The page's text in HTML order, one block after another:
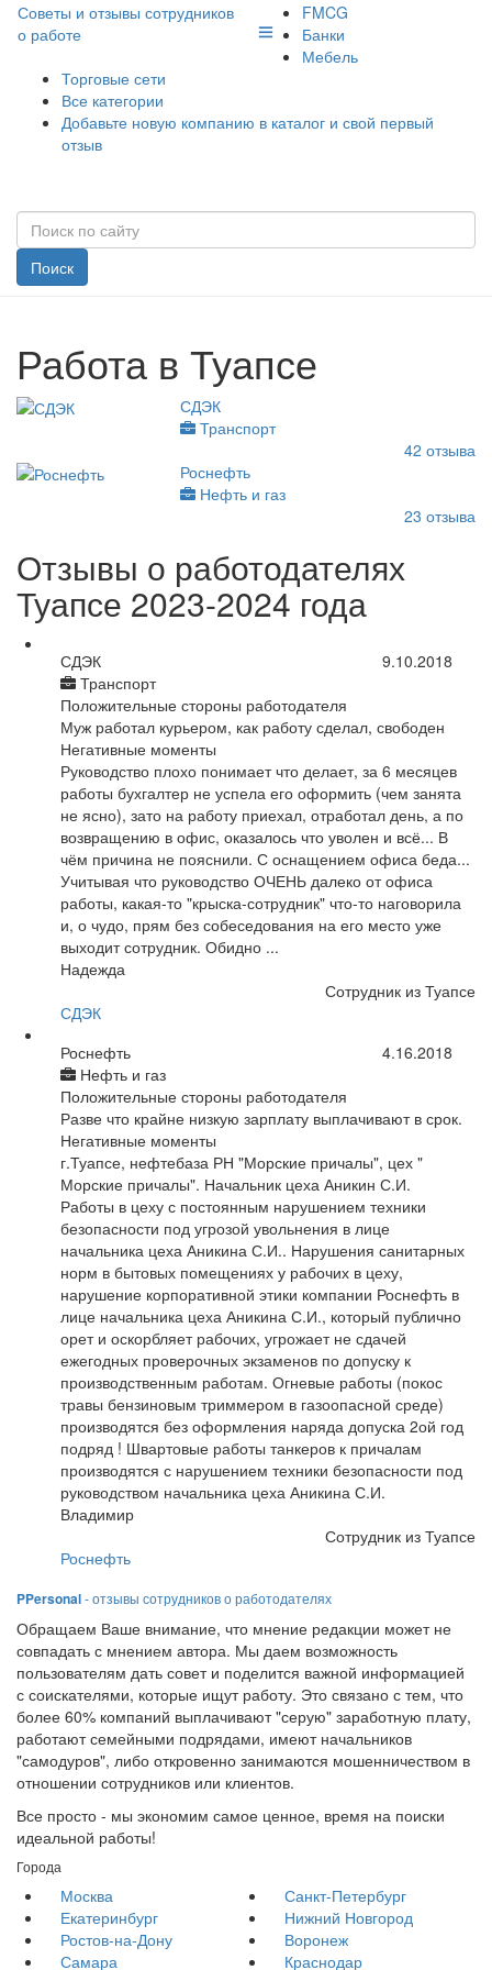
Советы и отзывы сотрудников
о работе
FMCG
Банки
Мебель
Торговые сети
Все категории
Добавьте новую компанию в каталог и свой первый
отзыв
Поиск
Работа в Туапсе
СДЭК
Транспорт
42 отзыва
Роснефть
Нефть и газ
23 отзыва
Отзывы о работодателях
Туапсе 2023-2024 года
СДЭК
Транспорт
9.10.2018
Положительные стороны работодателя
Муж работал курьером, как работу сделал, свободен
Негативные моменты
Руководство плохо понимает что делает, за 6 месяцев
работы бухгалтер не успела его оформить (чем занята
не ясно), зато на работу приехал, отработал день, а по
возвращению в офис, оказалось что уволен и всё... В
чём причина не пояснили. С оснащением офиса беда...
Учитывая что руководство ОЧЕНЬ далеко от офиса
работы, какая-то "крыска-сотрудник" что-то наговорила
и, о чудо, прям без собеседования на его место уже
выходит сотрудник. Обидно ...
Надежда
Сотрудник из Туапсе
СДЭК
Роснефть
Нефть и газ
4.16.2018
Положительные стороны работодателя
Разве что крайне низкую зарплату выплачивают в срок.
Негативные моменты
г.Туапсе, нефтебаза РН "Морские причалы", цех "
Морские причалы". Начальник цеха Аникин С.И.
Работы в цеху с постоянным нарушением техники
безопасности под угрозой увольнения в лице
начальника цеха Аникина С.И.. Нарушения санитарных
норм в бытовых помещениях у рабочих в цеху,
нарушение корпоративной этики компании Роснефть в
лице начальника цеха Аникина С.И., который публично
орет и оскорбляет рабочих, угрожает не сдачей
ежегодных проверочных экзаменов по допуску к
производственным работам. Огневые работы (покос
травы бензиновым триммером в газоопасной среде)
производятся без оформления наряда допуска 2ой год
подряд ! Швартовые работы танкеров к причалам
производятся с нарушением техники безопасности под
руководством начальника цеха Аникина С.И.
Владимир
Сотрудник из Туапсе
Роснефть
PPersonal- отзывы сотрудников о работодателях
Обращаем Ваше внимание, что мнение редакции может не
совпадать с мнением автора. Мы даем возможность
пользователям дать совет и поделится важной информацией
с соискателями, которые ищут работу. Это связано с тем, что
более 60% компаний выплачивают "серую" заработную плату,
работают семейными подрядами, имеют начальников
"самодуров", либо откровенно занимаются мошенничеством в
отношении сотрудников или клиентов.
Все просто - мы экономим самое ценное, время на поиски
идеальной работы!
Города
Москва
Санкт-Петербург
Екатеринбург
Нижний Новгород
Ростов-на-Дону
Воронеж
Самара
Краснодар